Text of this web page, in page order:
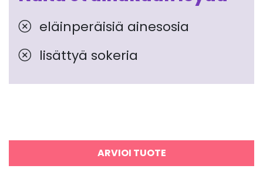
eläinperäisiä ainesosia
lisättyä sokeria
ARVIOI TUOTE